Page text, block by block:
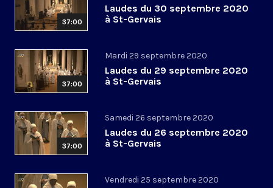
37:00
Laudes du 30 septembre 2020
à St-Gervais
37:00
Mardi 29 septembre 2020
Laudes du 29 septembre 2020
à St-Gervais
37:00
Samedi 26 septembre 2020
Laudes du 26 septembre 2020
à St-Gervais
Vendredi 25 septembre 2020